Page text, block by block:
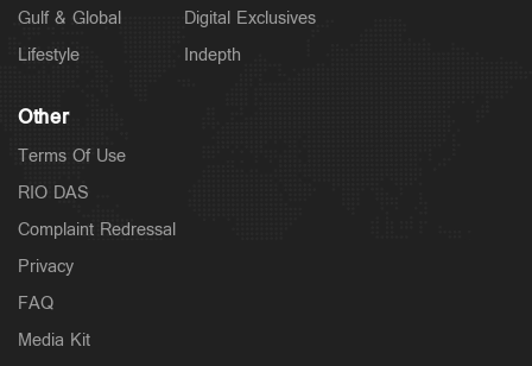
Gulf & Global
Lifestyle
Digital Exclusives
Indepth
Other
Terms Of Use
RIO DAS
Complaint Redressal
Privacy
FAQ
Media Kit